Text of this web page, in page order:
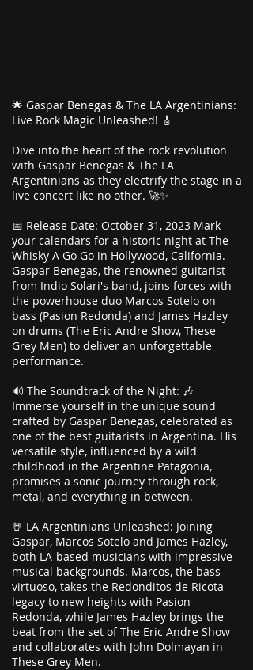
🌟 Gaspar Benegas & The LA Argentinians:
Live Rock Magic Unleashed! 🎸
Dive into the heart of the rock revolution
with Gaspar Benegas & The LA
Argentinians as they electrify the stage in a
live concert like no other. 🚀✨
📅 Release Date: October 31, 2023 Mark
your calendars for a historic night at The
Whisky A Go Go in Hollywood, California.
Gaspar Benegas, the renowned guitarist
from Indio Solari's band, joins forces with
the powerhouse duo Marcos Sotelo on
bass (Pasion Redonda) and James Hazley
on drums (The Eric Andre Show, These
Grey Men) to deliver an unforgettable
performance.
🔊 The Soundtrack of the Night: 🎶
Immerse yourself in the unique sound
crafted by Gaspar Benegas, celebrated as
one of the best guitarists in Argentina. His
versatile style, influenced by a wild
childhood in the Argentine Patagonia,
promises a sonic journey through rock,
metal, and everything in between.
🤘 LA Argentinians Unleashed: Joining
Gaspar, Marcos Sotelo and James Hazley,
both LA-based musicians with impressive
musical backgrounds. Marcos, the bass
virtuoso, takes the Redonditos de Ricota
legacy to new heights with Pasion
Redonda, while James Hazley brings the
beat from the set of The Eric Andre Show
and collaborates with John Dolmayan in
These Grey Men.